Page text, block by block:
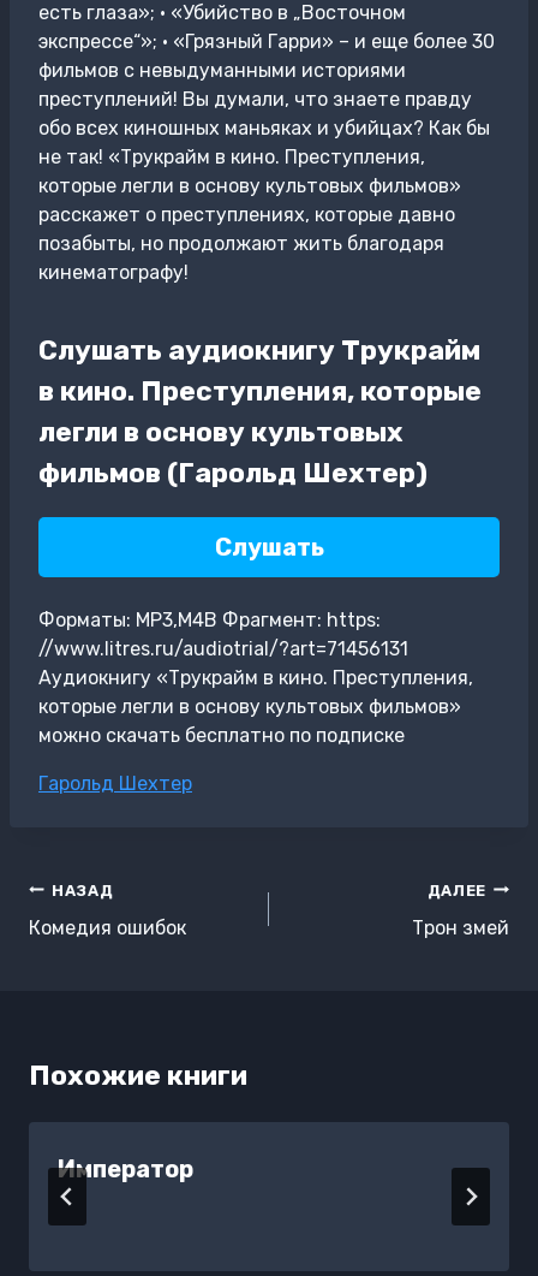
есть глаза»; • «Убийство в „Восточном
экспрессе“»; • «Грязный Гарри» – и еще более 30
фильмов с невыдуманными историями
преступлений! Вы думали, что знаете правду
обо всех киношных маньяках и убийцах? Как бы
не так! «Трукрайм в кино. Преступления,
которые легли в основу культовых фильмов»
расскажет о преступлениях, которые давно
позабыты, но продолжают жить благодаря
кинематографу!
Слушать аудиокнигу Трукрайм
в кино. Преступления, которые
легли в основу культовых
фильмов (Гарольд Шехтер)
Слушать
Форматы: MP3,M4B Фрагмент: https:
//www.litres.ru/audiotrial/?art=71456131
Аудиокнигу «Трукрайм в кино. Преступления,
которые легли в основу культовых фильмов»
можно скачать бесплатно по подписке
Метки
Гарольд Шехтер
Навигация
по
НАЗАД
Комедия ошибок
ДАЛЕЕ
Трон змей
Похожие книги
Император